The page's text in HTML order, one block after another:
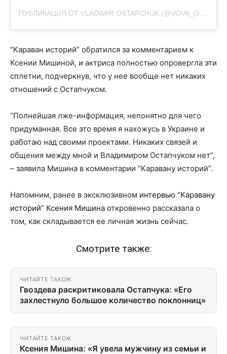
ПУБЛИКАЦИЯ ОТ VLADIMIR OSTAPCHUK (@VOVA_OSTAPCHUK)
“Караван историй” обратился за комментарием к
Ксении Мишиной, и актриса полностью опровергла эти
сплетни, подчеркнув, что у нее вообще нет никаких
отношений с Остапчуком.
“Полнейшая лже-информация, непонятно для чего
придуманная. Все это время я нахожусь в Украине и
работаю над своими проектами. Никаких связей и
общения между мной и Владимиром Остапчуком нет”,
– заявила Мишина в комментарии “Каравану историй”.
Напомним, ранее в эксклюзивном интервью “Каравану
историй” Ксения Мишина откровенно рассказала о
том, как складывается ее личная жизнь сейчас.
Смотрите также:
ЧИТАЙТЕ ТАКОЖ
Гвоздева раскритиковала Остапчука: «Его
захлестнуло большое количество поклонниц»
ЧИТАЙТЕ ТАКОЖ
Ксения Мишина: «Я увела мужчину из семьи и